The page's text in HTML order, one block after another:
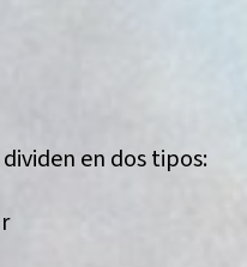
dividen en dos tipos: